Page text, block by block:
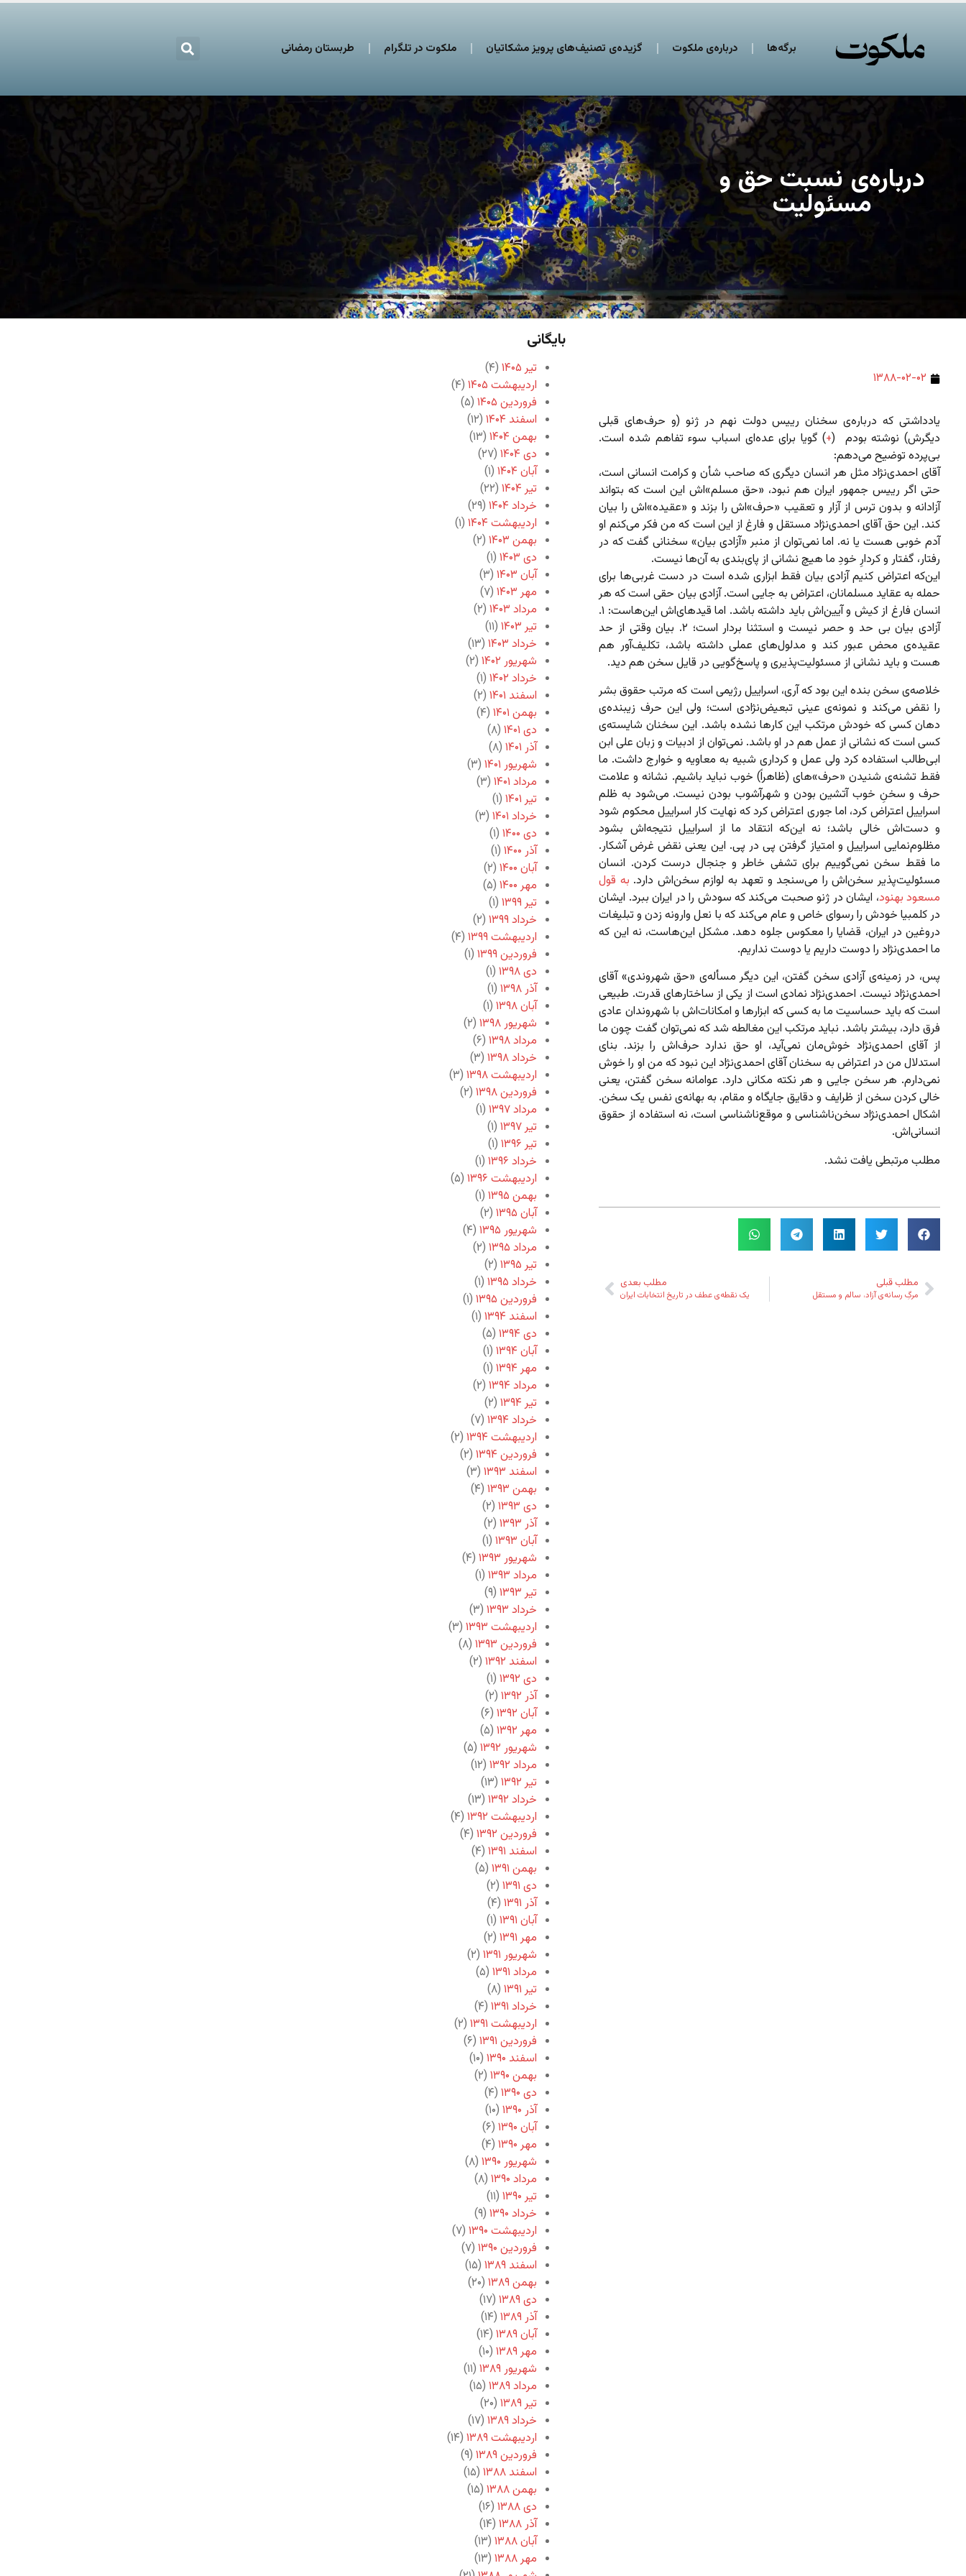
برگه‌ها درباره‌ی ملکوت گزیده‌ی تصنیف‌های پرویز مشکاتیان ملکوت در تلگرام طربستان رمضانی
درباره‌ی نسبت حق و
مسئولیت
۱۳۸۸-۰۲-۰۲
یادداشتی که درباره‌ی سخنان رییس دولت نهم در ژنو (و حرف‌های قبلی
دیگرش) نوشته بودم (+) گویا برای عده‌ای اسباب سوء تفاهم شده است.
بی‌پرده توضیح می‌دهم:
آقای احمدی‌نژاد مثل هر انسان دیگری که صاحب شأن و کرامت انسانی است،
حتی اگر رییس جمهور ایران هم نبود، «حق مسلم»اش این است که بتواند
آزادانه و بدون ترس از آزار و تعقیب «حرف»‌اش را بزند و «عقیده»اش را بیان
کند. این حق آقای احمدی‌نژاد مستقل و فارغ از این است که من فکر می‌کنم او
آدم خوبی هست یا نه. اما نمی‌توان از منبر «آزادی بیان» سخنانی گفت که در
رفتار، گفتار و کردارِ خودِ ما هیچ نشانی از پای‌بندی به آن‌ها نیست.
این‌که اعتراض کنیم آزادی بیان فقط ابزاری شده است در دست غربی‌ها برای
حمله به عقاید مسلمانان، اعتراض به جایی است. آزادی بیان حقی است که هر
انسان فارغ از کیش و آیین‌اش باید داشته باشد. اما قیدهای‌اش این‌هاست: ۱.
آزادی بیان بی حد و حصر نیست و استثنا بردار است؛ ۲. بیان وقتی از حد
عقیده‌ی محض عبور کند و مدلول‌های عملی داشته باشد، تکلیف‌آور هم
هست و باید نشانی از مسئولیت‌پذیری و پاسخ‌گویی در قایل سخن هم دید.
خلاصه‌ی سخن بنده این بود که آری، اسراییل رژیمی است که مرتب حقوق بشر
را نقض می‌کند و نمونه‌ی عینی تبعیض‌نژادی است؛ ولی این حرف زیبنده‌ی
دهان کسی که خودش مرتکب این کارها نشده باشد. این سخنان شایسته‌ی
کسی است که نشانی از عمل هم در او باشد. نمی‌توان از ادبیات و زبان علی ابن
ابی‌طالب استفاده کرد ولی عمل و کرداری شبیه به معاویه و خوارج داشت. ما
فقط تشنه‌ی شنیدن «حرف»های (ظاهراً) خوب نباید باشیم. نشانه و علامت
حرف و سخنِ خوب آتشین بودن و شهرآشوب بودن نیست. می‌شود به ظلم
اسراییل اعتراض کرد، اما جوری اعتراض کرد که نهایت کار اسراییل محکوم شود
و دست‌اش خالی باشد؛ نه این‌که انتقاد ما از اسراییل نتیجه‌اش بشود
مظلوم‌نمایی اسراییل و امتیاز گرفتن پی در پی. این یعنی نقض غرض آشکار.
ما فقط سخن نمی‌گوییم برای تشفی خاطر و جنجال درست کردن. انسان
مسئولیت‌پذیر سخن‌اش را می‌سنجد و تعهد به لوازم سخن‌اش دارد. به قول
مسعود بهنود، ایشان در ژنو صحبت می‌کند که سودش را در ایران ببرد. ایشان
در کلمبیا خودش را رسوای خاص و عام می‌کند که با نعل وارونه زدن و تبلیغات
دروغین در ایران، قضایا را معکوس جلوه دهد. مشکل این‌هاست، نه این که
ما احمدی‌نژاد را دوست داریم یا دوست نداریم.
پس، در زمینه‌ی آزادی سخن گفتن، این دیگر مسأله‌ی «حق شهروندی» آقای
احمدی‌نژاد نیست. احمدی‌نژاد نمادی است از یکی از ساختارهای قدرت. طبیعی
است که باید حساسیت ما به کسی که ابزارها و امکانات‌اش با شهروندان عادی
فرق دارد، بیشتر باشد. نباید مرتکب این مغالطه شد که نمی‌توان گفت چون ما
از آقای احمدی‌نژاد خوش‌مان نمی‌آید، او حق ندارد حرف‌اش را بزند. بنای
استدلال من در اعتراض به سخنان آقای احمدی‌نژاد این نبود که من او را خوش
نمی‌دارم. هر سخن جایی و هر نکته مکانی دارد. عوامانه سخن گفتن، یعنی
خالی کردن سخن از ظرایف و دقایق جایگاه و مقام، به بهانه‌ی نفس یک سخن.
اشکال احمدی‌نژاد سخن‌ناشناسی و موقع‌ناشناسی است، نه استفاده از حقوق
انسانی‌اش.
مطلب مرتبطی یافت نشد.
مطلب قبلی
مرگِ رسانه‌ی آزاد، سالم و مستقل
مطلب بعدی
یک نقطه‌ی عطف در تاریخ انتخابات ایران
بایگانی
تیر ۱۴۰۵
(۴)
اردیبهشت ۱۴۰۵
(۴)
فروردین ۱۴۰۵
(۵)
اسفند ۱۴۰۴
(۱۲)
بهمن ۱۴۰۴
(۱۳)
دی ۱۴۰۴
(۲۷)
آبان ۱۴۰۴
(۱)
تیر ۱۴۰۴
(۲۲)
خرداد ۱۴۰۴
(۲۹)
اردیبهشت ۱۴۰۴
(۱)
بهمن ۱۴۰۳
(۲)
دی ۱۴۰۳
(۱)
آبان ۱۴۰۳
(۳)
مهر ۱۴۰۳
(۷)
مرداد ۱۴۰۳
(۲)
تیر ۱۴۰۳
(۱۱)
خرداد ۱۴۰۳
(۱۳)
شهریور ۱۴۰۲
(۲)
خرداد ۱۴۰۲
(۱)
اسفند ۱۴۰۱
(۲)
بهمن ۱۴۰۱
(۴)
دی ۱۴۰۱
(۸)
آذر ۱۴۰۱
(۸)
شهریور ۱۴۰۱
(۳)
مرداد ۱۴۰۱
(۳)
تیر ۱۴۰۱
(۱)
خرداد ۱۴۰۱
(۳)
دی ۱۴۰۰
(۱)
آذر ۱۴۰۰
(۱)
آبان ۱۴۰۰
(۲)
مهر ۱۴۰۰
(۵)
تیر ۱۳۹۹
(۱)
خرداد ۱۳۹۹
(۲)
اردیبهشت ۱۳۹۹
(۴)
فروردین ۱۳۹۹
(۱)
دی ۱۳۹۸
(۱)
آذر ۱۳۹۸
(۱)
آبان ۱۳۹۸
(۱)
شهریور ۱۳۹۸
(۲)
مرداد ۱۳۹۸
(۶)
خرداد ۱۳۹۸
(۳)
اردیبهشت ۱۳۹۸
(۳)
فروردین ۱۳۹۸
(۲)
مرداد ۱۳۹۷
(۱)
تیر ۱۳۹۷
(۱)
تیر ۱۳۹۶
(۱)
خرداد ۱۳۹۶
(۱)
اردیبهشت ۱۳۹۶
(۵)
بهمن ۱۳۹۵
(۱)
آبان ۱۳۹۵
(۲)
شهریور ۱۳۹۵
(۴)
مرداد ۱۳۹۵
(۲)
تیر ۱۳۹۵
(۲)
خرداد ۱۳۹۵
(۱)
فروردین ۱۳۹۵
(۱)
اسفند ۱۳۹۴
(۱)
دی ۱۳۹۴
(۵)
آبان ۱۳۹۴
(۱)
مهر ۱۳۹۴
(۱)
مرداد ۱۳۹۴
(۲)
تیر ۱۳۹۴
(۲)
خرداد ۱۳۹۴
(۷)
اردیبهشت ۱۳۹۴
(۲)
فروردین ۱۳۹۴
(۲)
اسفند ۱۳۹۳
(۳)
بهمن ۱۳۹۳
(۴)
دی ۱۳۹۳
(۲)
آذر ۱۳۹۳
(۲)
آبان ۱۳۹۳
(۱)
شهریور ۱۳۹۳
(۴)
مرداد ۱۳۹۳
(۱)
تیر ۱۳۹۳
(۹)
خرداد ۱۳۹۳
(۳)
اردیبهشت ۱۳۹۳
(۳)
فروردین ۱۳۹۳
(۸)
اسفند ۱۳۹۲
(۲)
دی ۱۳۹۲
(۱)
آذر ۱۳۹۲
(۲)
آبان ۱۳۹۲
(۶)
مهر ۱۳۹۲
(۵)
شهریور ۱۳۹۲
(۵)
مرداد ۱۳۹۲
(۱۲)
تیر ۱۳۹۲
(۱۳)
خرداد ۱۳۹۲
(۱۳)
اردیبهشت ۱۳۹۲
(۴)
فروردین ۱۳۹۲
(۴)
اسفند ۱۳۹۱
(۴)
بهمن ۱۳۹۱
(۵)
دی ۱۳۹۱
(۲)
آذر ۱۳۹۱
(۴)
آبان ۱۳۹۱
(۱)
مهر ۱۳۹۱
(۲)
شهریور ۱۳۹۱
(۲)
مرداد ۱۳۹۱
(۵)
تیر ۱۳۹۱
(۸)
خرداد ۱۳۹۱
(۴)
اردیبهشت ۱۳۹۱
(۲)
فروردین ۱۳۹۱
(۶)
اسفند ۱۳۹۰
(۱۰)
بهمن ۱۳۹۰
(۲)
دی ۱۳۹۰
(۴)
آذر ۱۳۹۰
(۱۰)
آبان ۱۳۹۰
(۶)
مهر ۱۳۹۰
(۴)
شهریور ۱۳۹۰
(۸)
مرداد ۱۳۹۰
(۸)
تیر ۱۳۹۰
(۱۱)
خرداد ۱۳۹۰
(۹)
اردیبهشت ۱۳۹۰
(۷)
فروردین ۱۳۹۰
(۷)
اسفند ۱۳۸۹
(۱۵)
بهمن ۱۳۸۹
(۲۰)
دی ۱۳۸۹
(۱۷)
آذر ۱۳۸۹
(۱۴)
آبان ۱۳۸۹
(۱۴)
مهر ۱۳۸۹
(۱۰)
شهریور ۱۳۸۹
(۱۱)
مرداد ۱۳۸۹
(۱۵)
تیر ۱۳۸۹
(۲۰)
خرداد ۱۳۸۹
(۱۷)
اردیبهشت ۱۳۸۹
(۱۴)
فروردین ۱۳۸۹
(۹)
اسفند ۱۳۸۸
(۱۵)
بهمن ۱۳۸۸
(۱۵)
دی ۱۳۸۸
(۱۶)
آذر ۱۳۸۸
(۱۴)
آبان ۱۳۸۸
(۱۳)
مهر ۱۳۸۸
(۱۳)